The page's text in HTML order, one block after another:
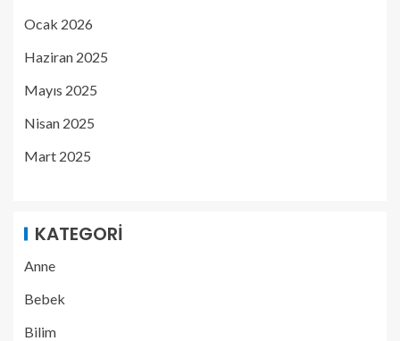
Ocak 2026
Haziran 2025
Mayıs 2025
Nisan 2025
Mart 2025
KATEGORI
Anne
Bebek
Bilim